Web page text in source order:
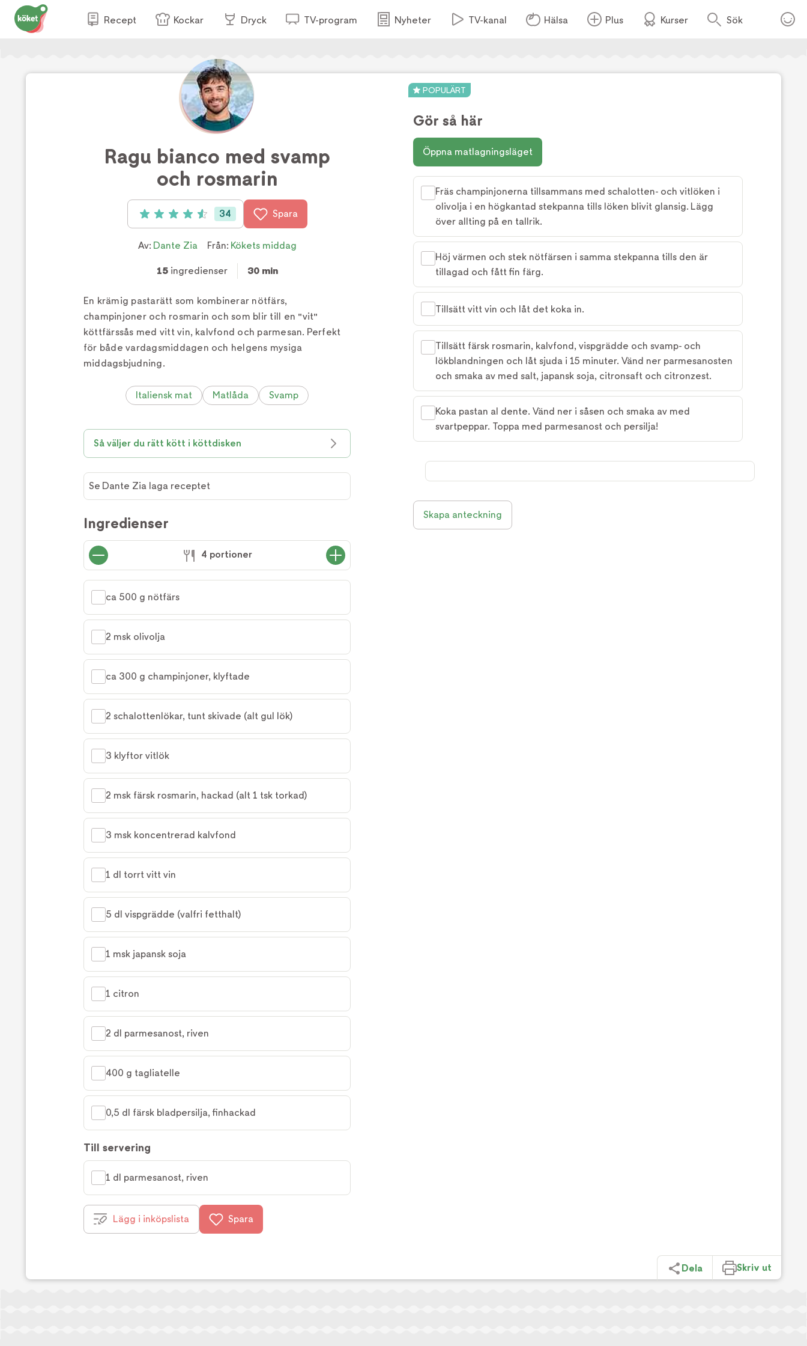
Recept Kockar Dryck TV-program Nyheter TV-kanal Hälsa Plus Kurser Sök
POPULÄRT
Foto:TV4
Ragu bianco med svamp
och rosmarin
Betyg: 4.6 av 5 (34 röster)
34 Spara
Av: Dante Zia Från: Kökets middag
15ingredienser 30 min
En krämig pastarätt som kombinerar nötfärs,
champinjoner och rosmarin och som blir till en "vit"
köttfärssås med vitt vin, kalvfond och parmesan. Perfekt
för både vardagsmiddagen och helgens mysiga
middagsbjudning.
Italiensk mat Matlåda Svamp
Så väljer du rätt kött i köttdisken
Dante
Zia laga
receptet
Se Dante Zia laga receptet
Ingredienser
4 portioner
ca 500 g nötfärs
2 msk olivolja
ca 300 g champinjoner, klyftade
2 schalottenlökar, tunt skivade (alt gul lök)
3 klyftor vitlök
2 msk färsk rosmarin, hackad (alt 1 tsk torkad)
3 msk koncentrerad kalvfond
1 dl torrt vitt vin
5 dl vispgrädde (valfri fetthalt)
1 msk japansk soja
1 citron
2 dl parmesanost, riven
400 g tagliatelle
0,5 dl färsk bladpersilja, finhackad
Till servering
1 dl parmesanost, riven
Lägg i inköpslista Spara
Gör så här
Öppna matlagningsläget
Fräs champinjonerna tillsammans med schalotten- och vitlöken i
olivolja i en högkantad stekpanna tills löken blivit glansig. Lägg
över allting på en tallrik.
Höj värmen och stek nötfärsen i samma stekpanna tills den är
tillagad och fått fin färg.
Tillsätt vitt vin och låt det koka in.
Tillsätt färsk rosmarin, kalvfond, vispgrädde och svamp- och
lökblandningen och låt sjuda i 15 minuter. Vänd ner parmesanosten
och smaka av med salt, japansk soja, citronsaft och citronzest.
Koka pastan al dente. Vänd ner i såsen och smaka av med
svartpeppar. Toppa med parmesanost och persilja!
Skapa anteckning
Dela Skriv ut